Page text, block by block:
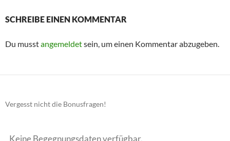
SCHREIBE EINEN KOMMENTAR
Du musstangemeldetsein, um einen Kommentar abzugeben.
Vergesst nicht die Bonusfragen!
Keine Begegnungsdaten verfügbar.